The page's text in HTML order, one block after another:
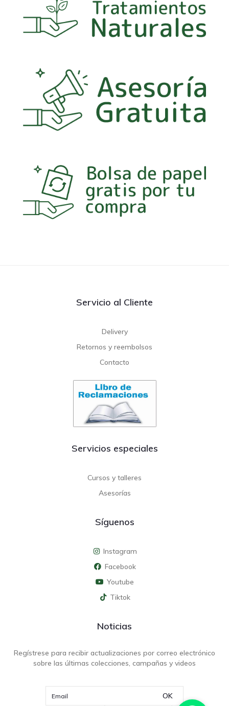
Servicio al Cliente
Delivery
Retornos y reembolsos
Contacto
Servicios especiales
Cursos y talleres
Asesorías
Síguenos
Instagram
Facebook
Youtube
Tiktok
Noticias
Regístrese para recibir actualizaciones por correo electrónico
sobre las últimas colecciones, campañas y videos
OK